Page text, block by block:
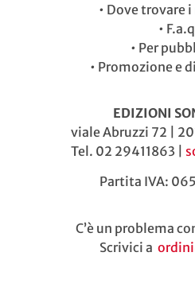
• Dove trovare
•
• Per
• Promozione e
EDIZIONI
viale Abruzzi 72 |
Tel. 02 29411863 |
Partita IVA:
C’è un problema
Scrivici a